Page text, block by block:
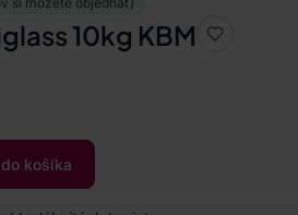
10kg KBM
košíka